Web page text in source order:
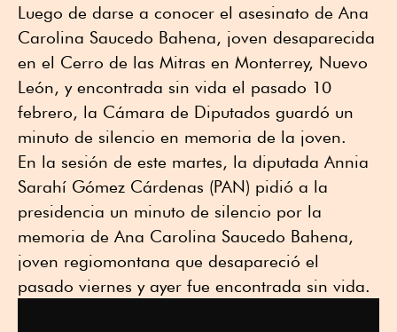
Luego de darse a conocer el asesinato de Ana
Carolina Saucedo Bahena, joven desaparecida
en el Cerro de las Mitras en Monterrey, Nuevo
León, y encontrada sin vida el pasado 10
febrero, la Cámara de Diputados guardó un
minuto de silencio en memoria de la joven.
En la sesión de este martes, la diputada Annia
Sarahí Gómez Cárdenas (PAN) pidió a la
presidencia un minuto de silencio por la
memoria de Ana Carolina Saucedo Bahena,
joven regiomontana que desapareció el
pasado viernes y ayer fue encontrada sin vida.